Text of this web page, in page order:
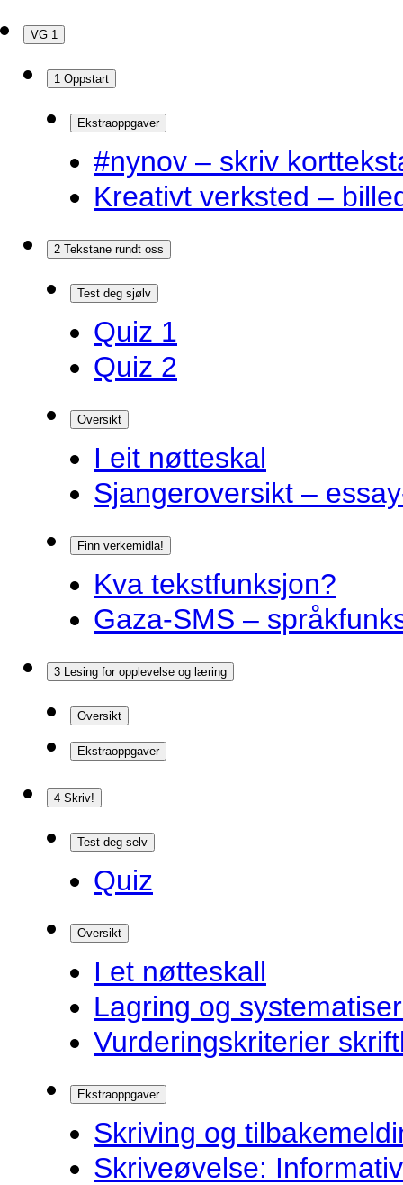
VG 1
1 Oppstart
Ekstraoppgaver
#nynov – skriv
Kreativt verksted –
2 Tekstane rundt oss
Test deg sjølv
Quiz 1
Quiz 2
Oversikt
I eit nøtteskal
Sjangeroversikt –
Finn verkemidla!
Kva tekstfunksjon?
Gaza-SMS –
3 Lesing for opplevelse og læring
Oversikt
Ekstraoppgaver
4 Skriv!
Test deg selv
Quiz
Oversikt
I et nøtteskall
Lagring og
Vurderingskriterier
Ekstraoppgaver
Skriving og
Skriveøvelse: